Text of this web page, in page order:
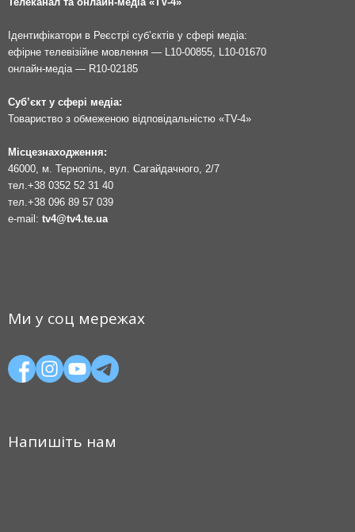
Ідентифікатори в Реєстрі суб’єктів у сфері медіа:
ефірне телевізійне мовлення — L10-00855, L10-01670
онлайн-медіа — R10-02185
Суб’єкт у сфері медіа:
Товариство з обмеженою відповідальністю «TV-4»
Місцезнаходження:
46000, м. Тернопіль, вул. Сагайдачного, 2/7
тел. +38 0352 52 31 40
тел. +38 096 89 57 039
e-mail: tv4@tv4.te.ua
Ми у соц мережах
Напишіть нам